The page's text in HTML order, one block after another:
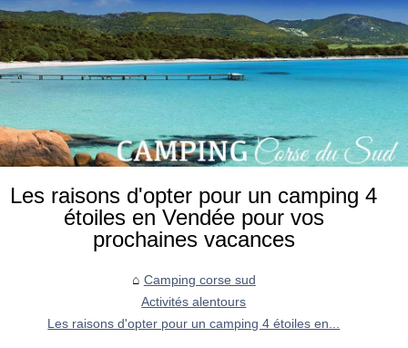
Les raisons d'opter pour un camping 4
étoiles en Vendée pour vos
prochaines vacances
Camping corse sud
Activités alentours
Les raisons d'opter pour un camping 4 étoiles en...